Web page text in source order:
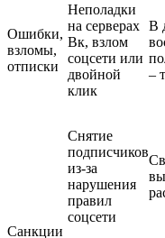
Ошибки,
взломы,
отписки
Неполадки
на серверах
Вк, взлом
соцсети или
двойной
клик
В
–
Санкции
Снятие
подписчиков
из-за
нарушения
правил
соцсети